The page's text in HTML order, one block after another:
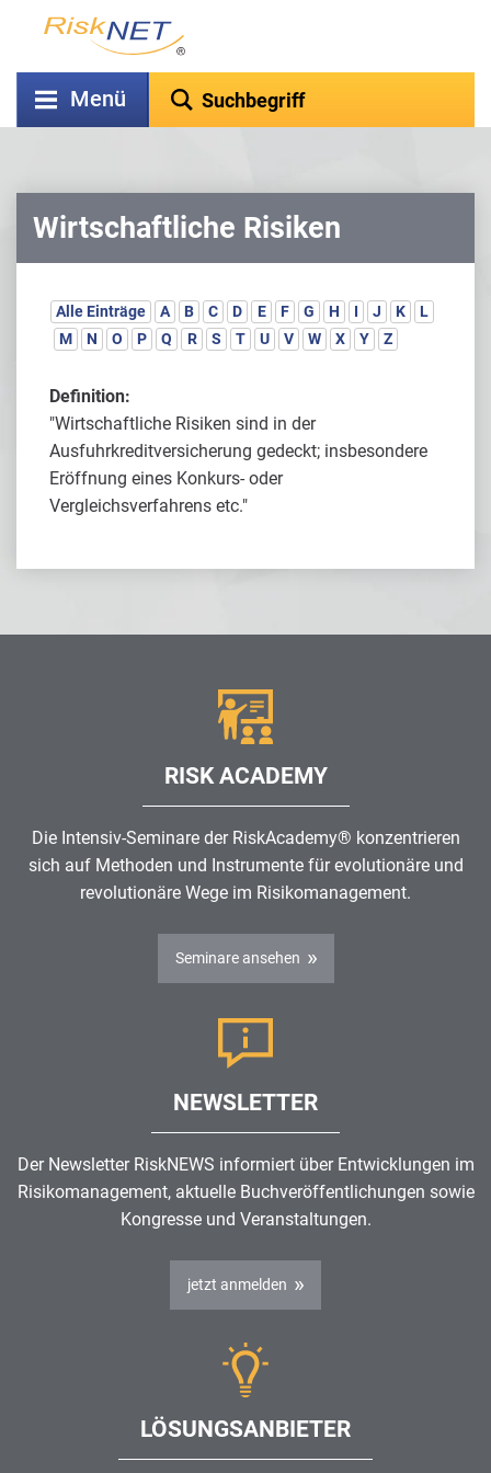
Menü
Wirtschaftliche Risiken
Alle Einträge A B C D E F G H I J K
L
M
N O P Q R S T U V W X Y Z
Definition:
"Wirtschaftliche Risiken sind in der
Ausfuhrkreditversicherung gedeckt; insbesondere
Eröffnung eines Konkurs- oder
Vergleichsverfahrens etc."
RISK ACADEMY
Die Intensiv-Seminare der RiskAcademy® konzentrieren
sich auf Methoden und Instrumente für evolutionäre und
revolutionäre Wege im Risikomanagement.
Seminare ansehen
NEWSLETTER
Der Newsletter RiskNEWS informiert über Entwicklungen im
Risikomanagement, aktuelle Buchveröffentlichungen sowie
Kongresse und Veranstaltungen.
jetzt anmelden
LÖSUNGSANBIETER